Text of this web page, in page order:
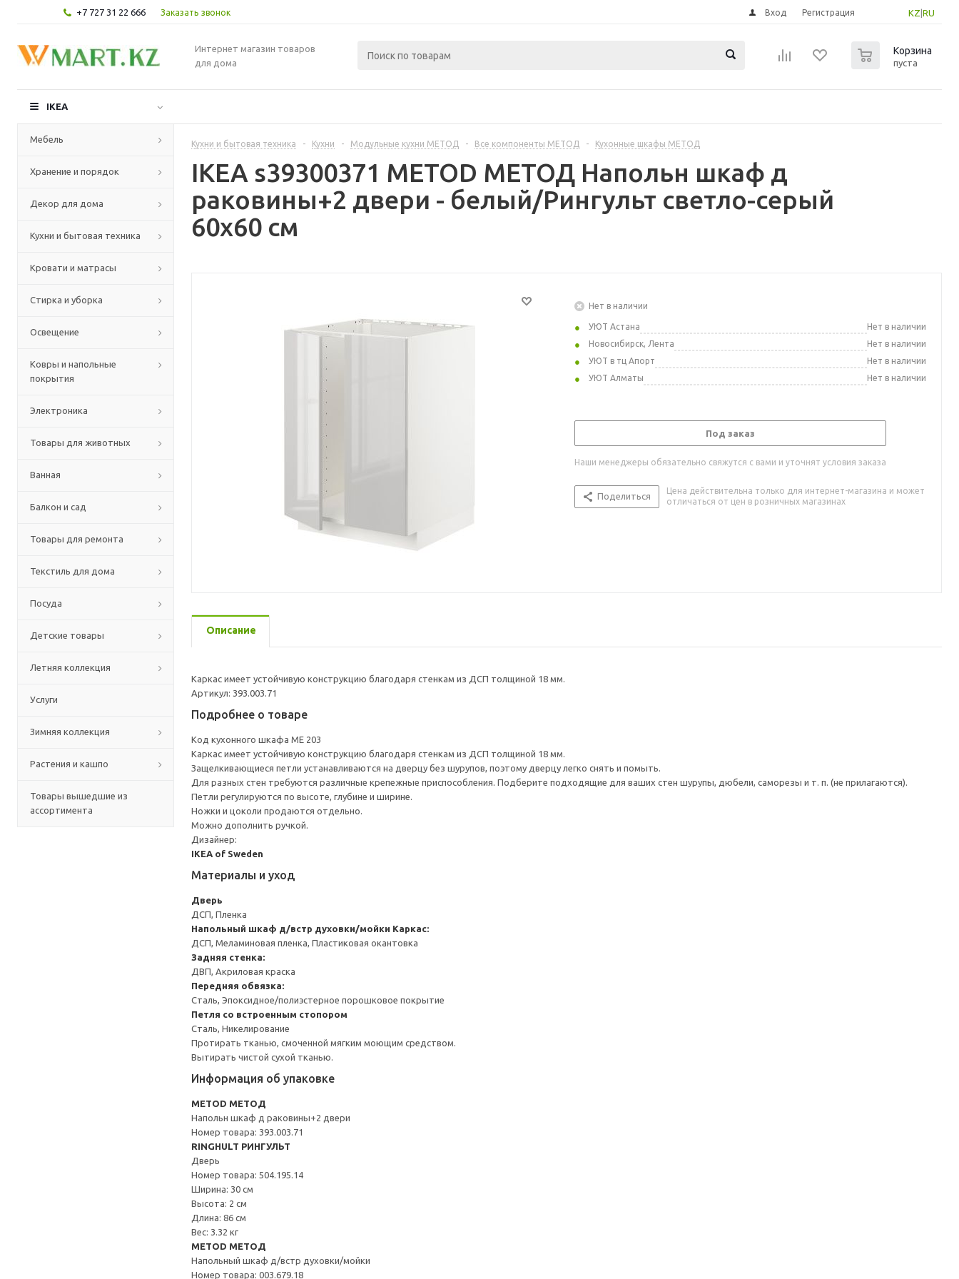
+7 727 31 22 666 Заказать звонок KZ RU
Вход Регистрация
Интернет магазин товаров
для дома
Корзина
пуста
IKEA
Мебель
Хранение и порядок
Декор для дома
Кухни и бытовая техника
Кровати и матрасы
Стирка и уборка
Освещение
Ковры и напольные
покрытия
Электроника
Товары для животных
Ванная
Балкон и сад
Товары для ремонта
Текстиль для дома
Посуда
Детские товары
Летняя коллекция
Услуги
Зимняя коллекция
Растения и кашпо
Товары вышедшие из
ассортимента
Кухни и бытовая техника - Кухни - Модульные кухни МЕТОД - Все компоненты МЕТОД - Кухонные шкафы МЕТОД
IKEA s39300371 METOD МЕТОД Напольн шкаф д
раковины+2 двери - белый/Рингульт светло-серый
60x60 см
Нет в наличии
УЮТ Астана
Нет в наличии
Новосибирск, Лента
Нет в наличии
УЮТ в тц Апорт
Нет в наличии
УЮТ Алматы
Нет в наличии
Под заказ
Наши менеджеры обязательно свяжутся с вами и уточнят условия заказа
Поделиться
Цена действительна только для интернет-магазина и может
отличаться от цен в розничных магазинах
Описание
Каркас имеет устойчивую конструкцию благодаря стенкам из ДСП толщиной 18 мм.
Артикул: 393.003.71
Подробнее о товаре
Код кухонного шкафа ME 203
Каркас имеет устойчивую конструкцию благодаря стенкам из ДСП толщиной 18 мм.
Защелкивающиеся петли устанавливаются на дверцу без шурупов, поэтому дверцу легко снять и помыть.
Для разных стен требуются различные крепежные приспособления. Подберите подходящие для ваших стен шурупы, дюбели, саморезы и т. п. (не прилагаются).
Петли регулируются по высоте, глубине и ширине.
Ножки и цоколи продаются отдельно.
Можно дополнить ручкой.
Дизайнер:
IKEA of Sweden
Материалы и уход
Дверь
ДСП, Пленка
Напольный шкаф д/встр духовки/мойки Каркас:
ДСП, Меламиновая пленка, Пластиковая окантовка
Задняя стенка:
ДВП, Акриловая краска
Передняя обвязка:
Сталь, Эпоксидное/полиэстерное порошковое покрытие
Петля со встроенным стопором
Сталь, Никелирование
Протирать тканью, смоченной мягким моющим средством.
Вытирать чистой сухой тканью.
Информация об упаковке
METOD МЕТОД
Напольн шкаф д раковины+2 двери
Номер товара: 393.003.71
RINGHULT РИНГУЛЬТ
Дверь
Номер товара: 504.195.14
Ширина: 30 см
Высота: 2 см
Длина: 86 см
Вес: 3.32 кг
METOD МЕТОД
Напольный шкаф д/встр духовки/мойки
Номер товара: 003.679.18